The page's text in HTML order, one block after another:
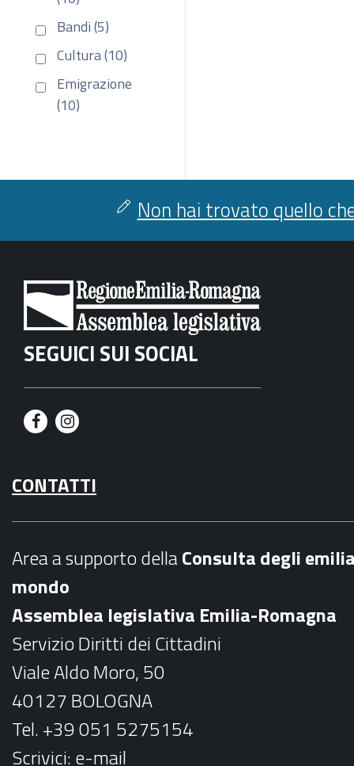
Bandi (5)
Cultura (10)
Emigrazione
(10)
Non hai trovato quello
SEGUICI SUI SOCIAL
F
c
e
k
I
s
t
a
m
CONTATTI
Area a supporto dellaConsulta degli
mondo
Assemblea legislativa Emilia-Romagna
Servizio Diritti dei Cittadini
Viale Aldo Moro, 50
40127 BOLOGNA
Tel. +39 051 5275154
Scrivici:e-mail